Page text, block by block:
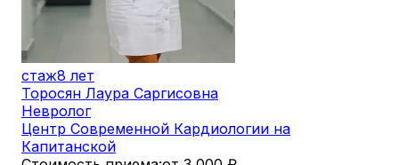
стаж8 лет
Торосян Лаура Саргисовна
Невролог
Центр Современной Кардиологии на
Капитанской